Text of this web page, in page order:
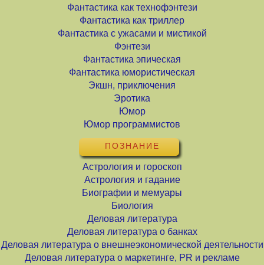
Фантастика как технофэнтези
Фантастика как триллер
Фантастика с ужасами и мистикой
Фэнтези
Фантастика эпическая
Фантастика юмористическая
Экшн, приключения
Эротика
Юмор
Юмор программистов
ПОЗНАНИЕ
Астрология и гороскоп
Астрология и гадание
Биографии и мемуары
Биология
Деловая литература
Деловая литература о банках
Деловая литература о внешнеэкономической деятельности
Деловая литература о маркетинге, PR и рекламе